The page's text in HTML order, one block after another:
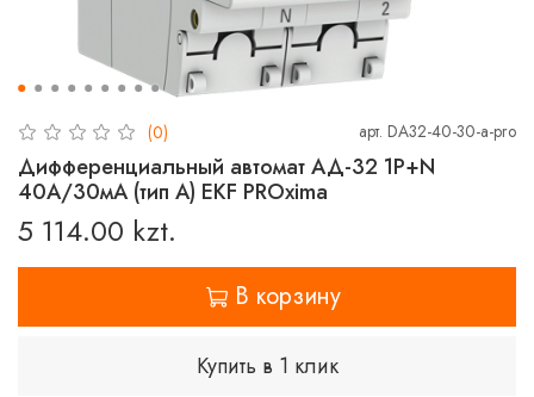
(0) арт. DA32-40-30-a-pro
Дифференциальный автомат АД-32 1P+N
40А/30мА (тип А) EKF PROxima
5 114.00 kzt.
В корзину
Купить в 1 клик